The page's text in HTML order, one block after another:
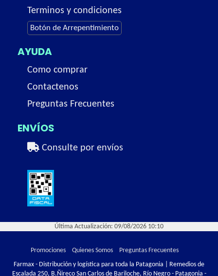
Terminos y condiciones
Botón de Arrepentimiento
AYUDA
Como comprar
Contactenos
Preguntas Frecuentes
ENVÍOS
Consulte por envíos
Última Actualización: 09/08/2026 10:10
Promociones Quienes Somos
Preguntas Frecuentes
Farmax - Distribución y logística para toda la Patagonia | Remedios de
Escalada 250, B.Ñireco San Carlos de Bariloche, Río Negro - Patagonia -